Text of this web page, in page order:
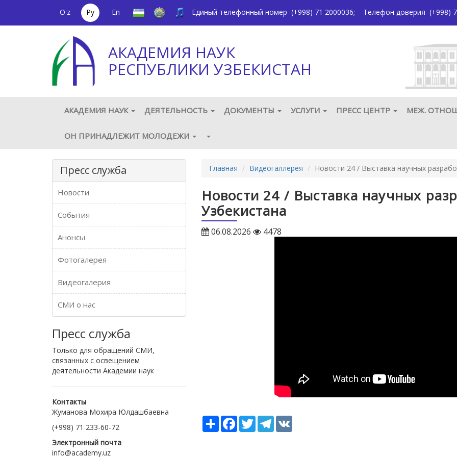
O'z Ру En Единый телефонный номер (+998) 71 2000036; Телефон доверия (+998)
АКАДЕМИЯ НАУК
РЕСПУБЛИКИ УЗБЕКИСТАН
АКАДЕМИЯ НАУК ДЕЯТЕЛЬНОСТЬ ДОКУМЕНТЫ УСЛУГИ ПРЕСС ЦЕНТР МЕЖ.
ОН ПРИНАДЛЕЖИТ МОЛОДЕЖИ
Пресс служба
Новости
События
Анонсы
Фотогалерея
Видеогалерия
СМИ о нас
Пресс служба
Только для обращений СМИ,
связанных с освещением
деятельности Академии наук
Контакты
Жуманова Мохира Юлдашбаевна
(+998) 71 233-60-72
Электронный почта
info@academy.uz
Главная Видеогаллерея Новости 24 / Выставка научных
Новости 24 / Выставка научных
Узбекистана
06.08.2026 4478
РесурсFacebook
TwitterTelegram
VK